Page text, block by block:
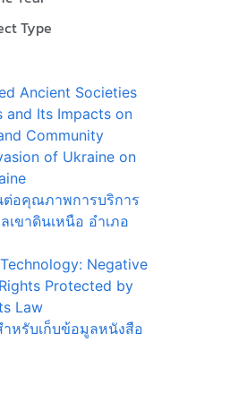
Type
Ancient Societies
and Its Impacts on
Community
of Ukraine on
ต่อคุณภาพการบริการ
ขาดินเหนือ อำเภอ
Negative
Protected by
Law
หรับเก็บข้อมูลหนังสือ